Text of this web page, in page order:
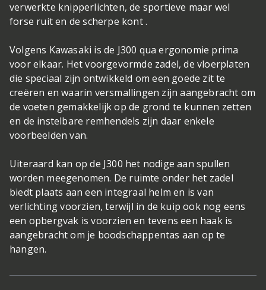
verwerkte knipperlichten, de sportieve maar wel
forse ruit en de scherpe kont .
Volgens Kawasaki is de J300 qua ergonomie prima
voor elkaar. Het voorgevormde zadel, de vloerplaten
die speciaal zijn ontwikkeld om een goede zit te
creëren en waarin versmallingen zijn aangebracht om
de voeten gemakkelijk op de grond te kunnen zetten
en de instelbare remhendels zijn daar enkele
voorbeelden van.
Uiteraard kan op de J300 het nodige aan spullen
worden meegenomen. De ruimte onder het zadel
biedt plaats aan een integraal helm en is van
verlichting voorzien, terwijl in de kuip ook nog eens
een opbergvak is voorzien en tevens een haak is
aangebracht om je boodschappentas aan op te
hangen.